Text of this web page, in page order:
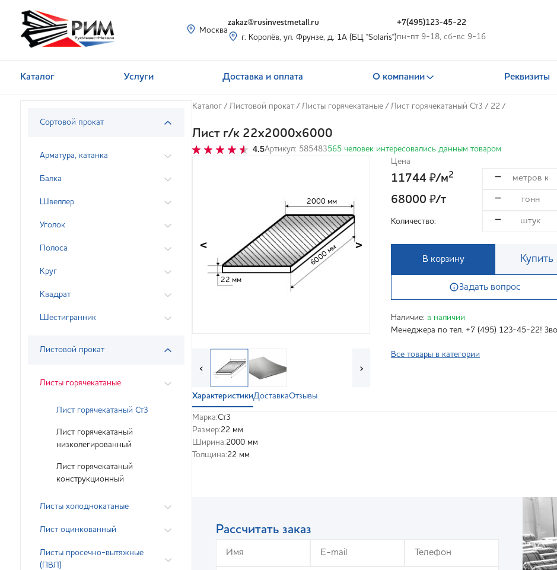
Москва
zakaz@rusinvestmetall.ru
г. Королёв, ул. Фрунзе, д. 1А (БЦ "Solaris")
+7(495)123-45-22
пн-пт 9-18, сб-вс 9-16
Каталог Услуги Доставка и оплата О компании Реквизиты
Сортовой прокат
Арматура, катанка
Балка
Швеллер
Уголок
Полоса
Круг
Квадрат
Шестигранник
Листовой прокат
Листы горячекатаные
Лист горячекатаный Ст3
Лист горячекатаный
низколегированный
Лист горячекатаный
конструкционный
Листы холоднокатаные
Лист оцинкованный
Листы просечно-вытяжные
(ПВЛ)
Каталог / Листовой прокат / Листы горячекатаные / Лист горячекатаный Ст3 / 22 /
Лист г/к 22х2000х6000
4.5Артикул: 585483565 человек интересовались данным товаром
2000 мм
6000 мм
22 мм
< >
‹ ›
Цена
11744 ₽/м2
68000 ₽/т
Количество:
В корзину Купить
Задать вопрос
Наличие: в наличии
Менеджера по тел. +7 (495) 123-45-22!
Все товары в категории
ХарактеристикиДоставкаОтзывы
Марка:Ст3
Размер:22 мм
Ширина:2000 мм
Толщина:22 мм
Рассчитать заказ